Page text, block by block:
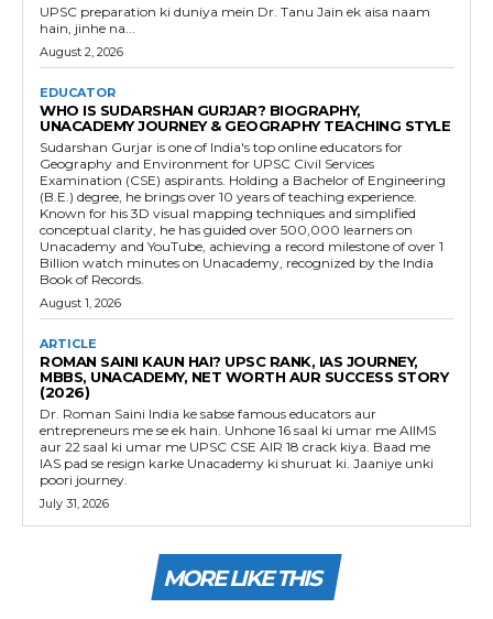
UPSC preparation ki duniya mein Dr. Tanu Jain ek aisa naam
hain, jinhe na...
August 2, 2026
EDUCATOR
WHO IS SUDARSHAN GURJAR? BIOGRAPHY,
UNACADEMY JOURNEY & GEOGRAPHY TEACHING STYLE
Sudarshan Gurjar is one of India's top online educators for
Geography and Environment for UPSC Civil Services
Examination (CSE) aspirants. Holding a Bachelor of Engineering
(B.E.) degree, he brings over 10 years of teaching experience.
Known for his 3D visual mapping techniques and simplified
conceptual clarity, he has guided over 500,000 learners on
Unacademy and YouTube, achieving a record milestone of over 1
Billion watch minutes on Unacademy, recognized by the India
Book of Records.
August 1, 2026
ARTICLE
ROMAN SAINI KAUN HAI? UPSC RANK, IAS JOURNEY,
MBBS, UNACADEMY, NET WORTH AUR SUCCESS STORY
(2026)
Dr. Roman Saini India ke sabse famous educators aur
entrepreneurs me se ek hain. Unhone 16 saal ki umar me AIIMS
aur 22 saal ki umar me UPSC CSE AIR 18 crack kiya. Baad me
IAS pad se resign karke Unacademy ki shuruat ki. Jaaniye unki
poori journey.
July 31, 2026
MORE LIKE THIS